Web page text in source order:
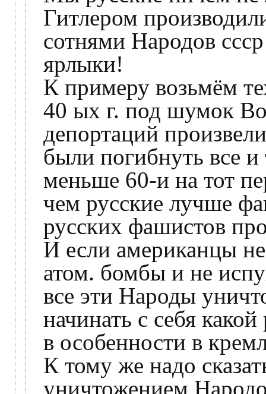
Гитлером
сотнями Народов
ярлыки!
К примеру возьмём
40 ых г. под шумок
депортаций
были погибнуть все
меньше 60-и на тот
чем русские лучше
русских фашистов
И если американцы
атом. бомбы и не
все эти Народы
начинать с себя
в особенности в
К тому же надо
уничтожением